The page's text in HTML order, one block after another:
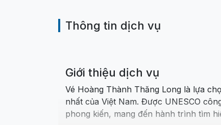
Thông tin dịch vụ
Giới thiệu dịch vụ
Vé Hoàng Thành Thăng Long là lựa
nhất của Việt Nam. Được UNESCO
phong kiến, mang đến hành trình tìm